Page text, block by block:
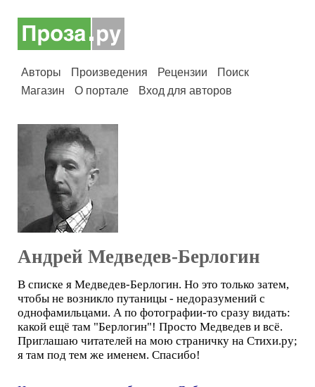
Авторы Произведения Рецензии
Поиск
Магазин
О портале Вход для авторов
Андрей Медведев-Берлогин
В списке я Медведев-Берлогин. Но это только затем,
чтобы не возникло путаницы - недоразумений с
однофамильцами. А по фотографии-то сразу видать:
какой ещё там "Берлогин"! Просто Медведев и всё.
Приглашаю читателей на мою страничку на Стихи.ру;
я там под тем же именем. Спасибо!